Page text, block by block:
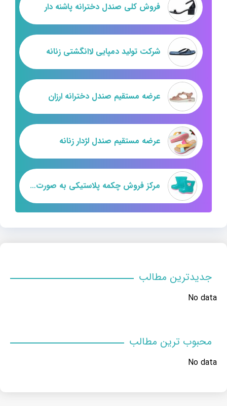
فروش کلی صندل دخترانه پاشنه دار
شرکت تولید دمپایی لاانگشتی زنانه
عرضه مستقیم صندل دخترانه ارزان
عرضه مستقیم صندل لژدار زنانه
مرکز فروش چکمه پلاستیکی به صورت عمده
جدیدترین مطالب
No data
محبوب ترین مطالب
No data